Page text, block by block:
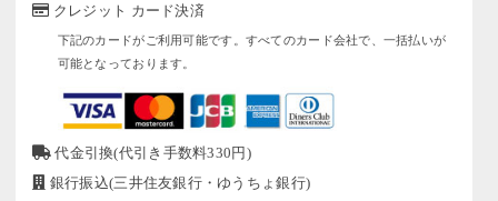
クレジット カード決済
下記のカードがご利用可能です。すべてのカード会社で、一括払いが
可能となっております。
代金引換(代引き手数料330円)
銀行振込(三井住友銀行・ゆうちょ銀行)